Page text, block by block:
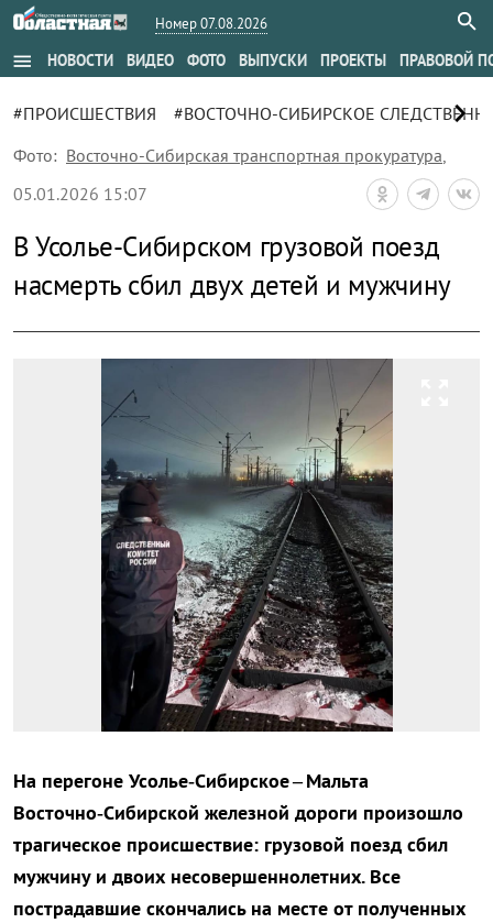
Номер 07.08.2026
menu НОВОСТИ ВИДЕО ФОТО ВЫПУСКИ ПРОЕКТЫ ПРАВОВОЙ
#ПРОИСШЕСТВИЯ #ВОСТОЧНО-СИБИРСКОЕ chevron_right
Фото: Восточно-Сибирская транспортная прокуратура,
05.01.2026 15:07
В Усолье-Сибирском грузовой поезд
насмерть сбил двух детей и мужчину
На перегоне Усолье‑Сибирское – Мальта
Восточно‑Сибирской железной дороги произошло
трагическое происшествие: грузовой поезд сбил
мужчину и двоих несовершеннолетних. Все
пострадавшие скончались на месте от полученных